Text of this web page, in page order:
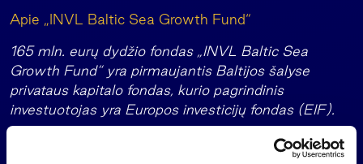
Apie „INVL Baltic Sea Growth Fund“
165 mln. eurų dydžio fondas „INVL Baltic Sea
Growth Fund“ yra pirmaujantis Baltijos šalyse
privataus kapitalo fondas, kurio pagrindinis
investuotojas yra Europos investicijų fondas (EIF).
EIF, kuris yra Europos investicijų banko dalis,